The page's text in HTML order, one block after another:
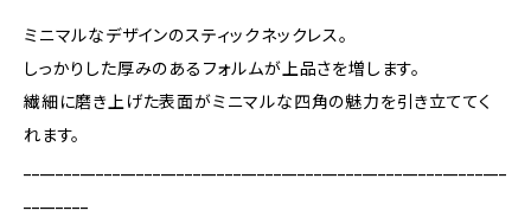
ミニマルなデザインのスティックネックレス。
しっかりした厚みのあるフォルムが上品さを増します。
繊細に磨き上げた表面がミニマルな四角の魅力を引き立ててく
れます。